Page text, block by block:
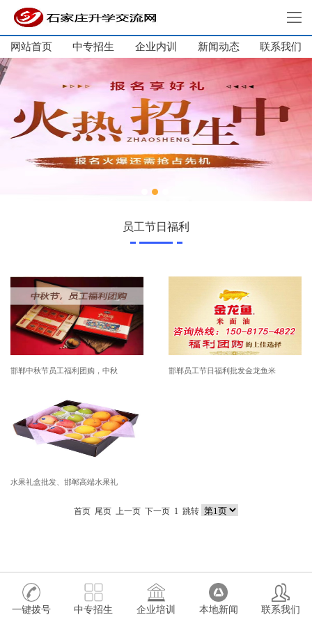
网站首页
大学生培训
单招集训
企业内训
新闻动态
网站首页 中专招生 企业内训 新闻动态 联系我们
员工节日福利
邯郸中秋节员工福利团购，中秋 邯郸员工节日福利批发金龙鱼米
水果礼盒批发、邯郸高端水果礼
首页 尾页 上一页 下一页 1 跳转
一键拨号 中专招生 企业培训 本地新闻 联系我们